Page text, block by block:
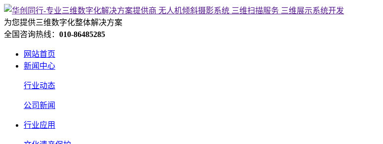
为您提供三维数字化整体解决方案
全国咨询热线： 010-86485285
网站首页
新闻中心
行业动态
公司新闻
行业应用